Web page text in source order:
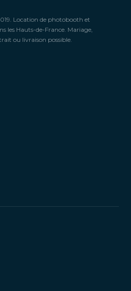
Location de photobooth et
les Hauts-de-France. Mariage,
ou livraison possible.